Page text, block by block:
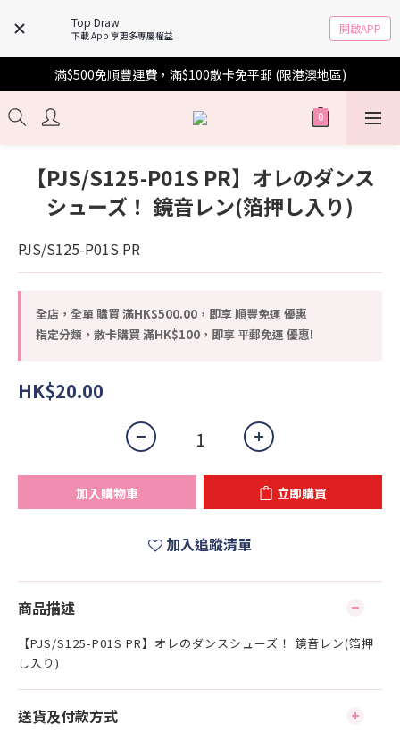
Top Draw
下載 App 享更多專屬權益 開啟APP
滿$500免順豐運費，滿$100散卡免平郵 (限港澳地區)
【PJS/S125-P01S PR】オレのダンス
シューズ！ 鏡音レン(箔押し入り)
PJS/S125-P01S PR
全店，全單 購買 滿HK$500.00，即享 順豐免運 優惠
指定分類，散卡購買 滿HK$100，即享 平郵免運 優惠!
HK$20.00
加入購物車 立即購買
加入追蹤清單
商品描述
【PJS/S125-P01S PR】オレのダンスシューズ！ 鏡音レン(箔押
し入り)
送貨及付款方式